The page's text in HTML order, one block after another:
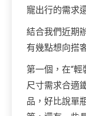
寵出行的需求
結合我們近期
有幾點想向搭
第一個，在“
尺寸需求合適
品，好比說單